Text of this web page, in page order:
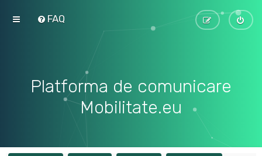
FAQ
Platforma de comunicare
Mobilitate.eu